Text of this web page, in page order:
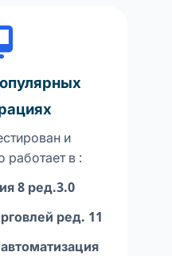
и
работает в :
8 ред.3.0
ред. 11